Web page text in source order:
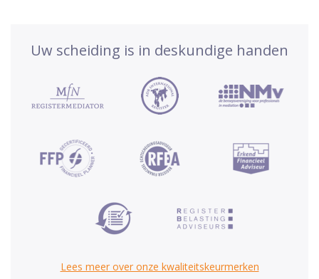
Uw scheiding is in deskundige handen
Lees meer over onze kwaliteitskeurmerken